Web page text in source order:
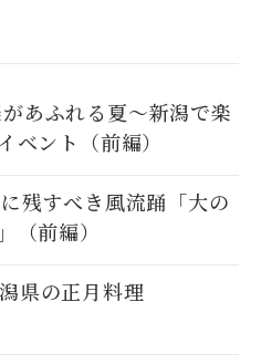
ふれる夏～新潟で楽
ベント（前編）
残すべき風流踊「大の
（前編）
の正月料理